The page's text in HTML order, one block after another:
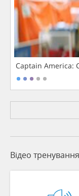
Captain America:
Відео тренування